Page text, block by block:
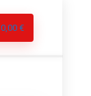
0,00 €